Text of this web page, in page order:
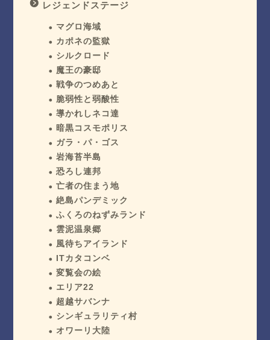
レジェンドステージ
マグロ海域
カポネの監獄
シルクロード
魔王の豪邸
戦争のつめあと
脆弱性と弱酸性
導かれしネコ達
暗黒コスモポリス
ガラ・パ・ゴス
岩海苔半島
恐ろし連邦
亡者の住まう地
絶島パンデミック
ふくろのねずみランド
雲泥温泉郷
風待ちアイランド
ITカタコンベ
変覧会の絵
エリア22
超越サバンナ
シンギュラリティ村
オワーリ大陸